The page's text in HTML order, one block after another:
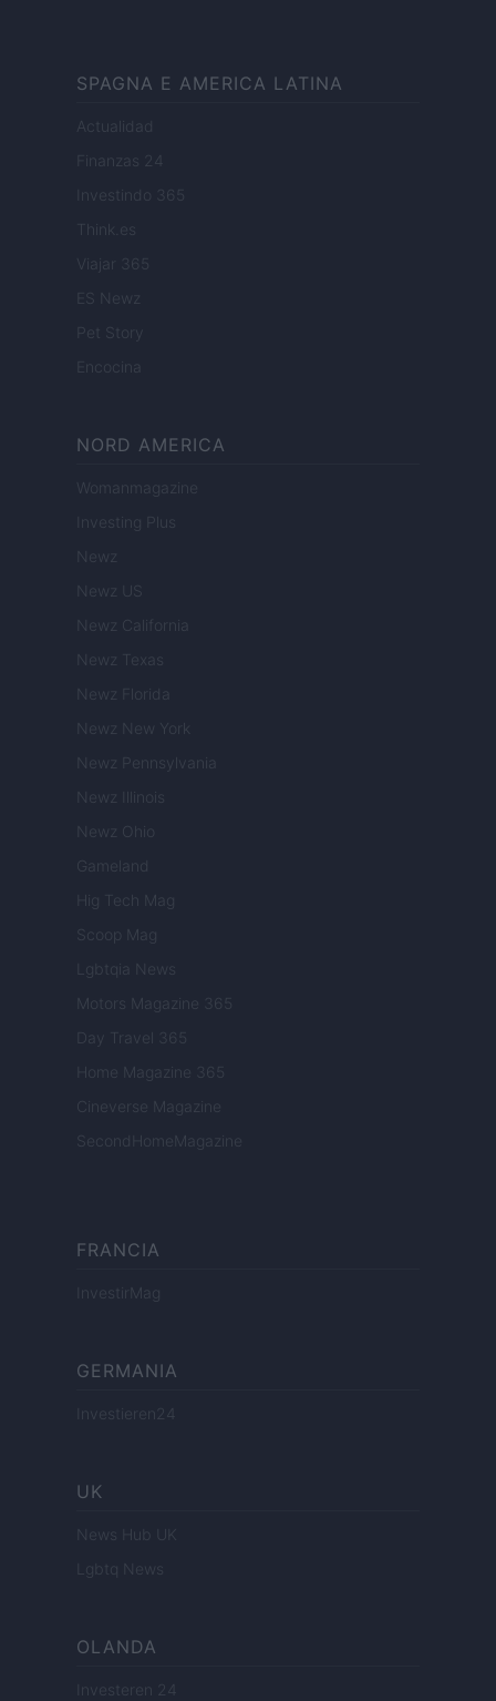
SPAGNA E AMERICA LATINA
Actualidad
Finanzas 24
Investindo 365
Think.es
Viajar 365
ES Newz
Pet Story
Encocina
NORD AMERICA
Womanmagazine
Investing Plus
Newz
Newz US
Newz California
Newz Texas
Newz Florida
Newz New York
Newz Pennsylvania
Newz Illinois
Newz Ohio
Gameland
Hig Tech Mag
Scoop Mag
Lgbtqia News
Motors Magazine 365
Day Travel 365
Home Magazine 365
Cineverse Magazine
SecondHomeMagazine
FRANCIA
InvestirMag
GERMANIA
Investieren24
UK
News Hub UK
Lgbtq News
OLANDA
Investeren 24